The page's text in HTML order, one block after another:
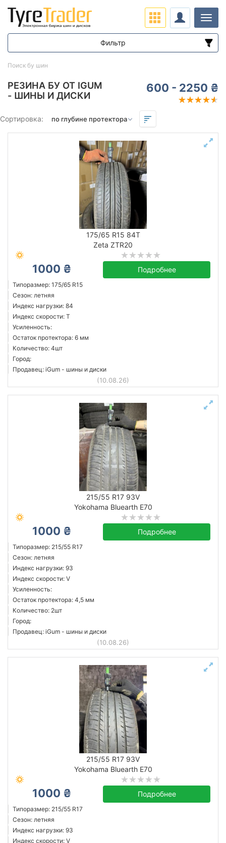
РЕЗИНА БУ ОТ IGUM
- ШИНЫ И ДИСКИ
600 - 2250 ₴
Сортировка:
175/65 R15 84T
Zeta ZTR20
1000 ₴ Подробнее
Типоразмер: 175/65 R15
Сезон: летняя
Индекс нагрузки: 84
Индекс скорости: T
Усиленность:
Остаток протектора: 6 мм
Количество: 4шт
Город:
Продавец: iGum - шины и диски
(10.08.26)
215/55 R17 93V
Yokohama Bluearth E70
1000 ₴ Подробнее
Типоразмер: 215/55 R17
Сезон: летняя
Индекс нагрузки: 93
Индекс скорости: V
Усиленность:
Остаток протектора: 4,5 мм
Количество: 2шт
Город:
Продавец: iGum - шины и диски
(10.08.26)
215/55 R17 93V
Yokohama Bluearth E70
1000 ₴ Подробнее
Типоразмер: 215/55 R17
Сезон: летняя
Индекс нагрузки: 93
Индекс скорости: V
Поиск бу шин
Фильтр
Диапазон цен
от
Остаток протектора в мм.
до
Bridgestone
Continental
Cooper
Cordiant
Debica
Doublestar
Dunlop
Подобрать